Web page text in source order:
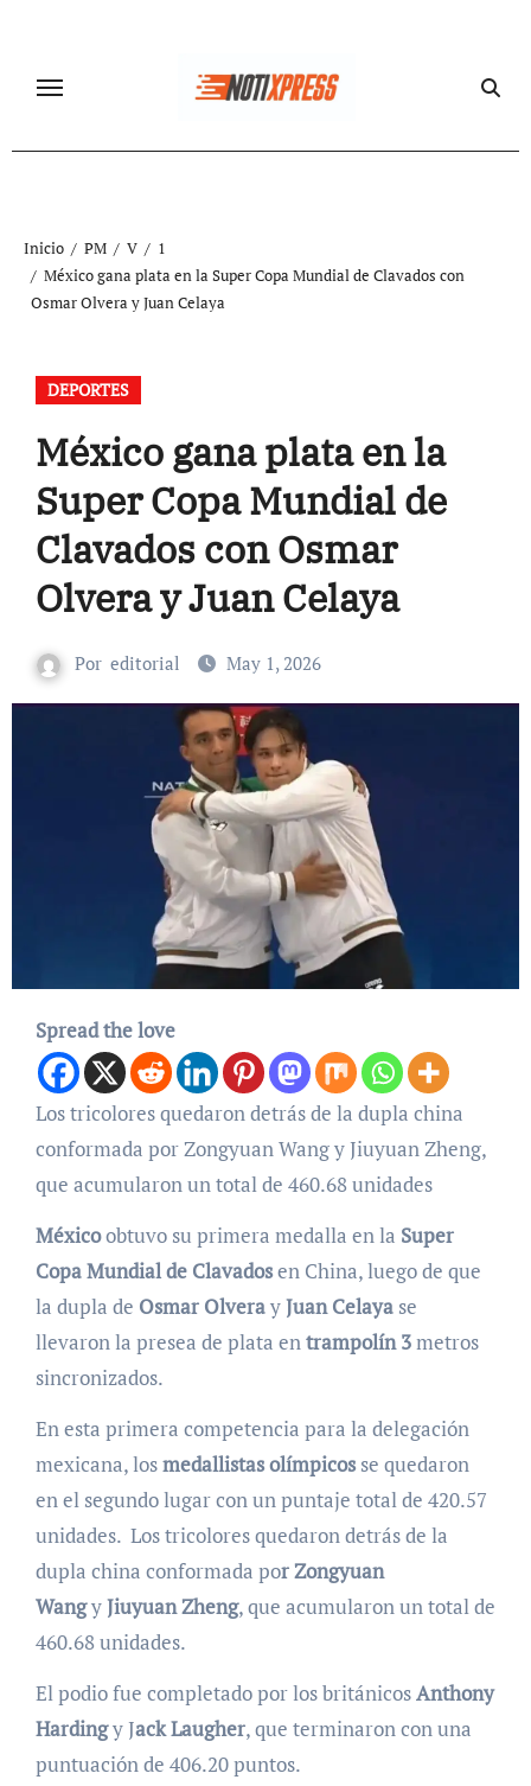
contenido
Inicio PM V
1
México gana plata en la Super Copa Mundial de Clavados con
Osmar Olvera y Juan Celaya
DEPORTES
México gana plata en la
Super Copa Mundial de
Clavados con Osmar
Olvera y Juan Celaya
Por editorial May 1, 2026
Spread the love
Los tricolores quedaron detrás de la dupla china
conformada por Zongyuan Wang y Jiuyuan Zheng,
que acumularon un total de 460.68 unidades
Méxicoobtuvo su primera medalla en la Super
Copa Mundial de Clavadosen China, luego de que
la dupla de Osmar OlverayJuan Celayase
llevaron la presea de plata entrampolín 3metros
sincronizados.
En esta primera competencia para la delegación
mexicana, losmedallistas olímpicosse quedaron
en el segundo lugar con un puntaje total de 420.57
unidades. Los tricolores quedaron detrás de la
dupla china conformada por Zongyuan
WangyJiuyuan Zheng, que acumularon un total de
460.68 unidades.
El podio fue completado por los británicosAnthony
Hardingy Jack Laugher, que terminaron con una
puntuación de 406.20 puntos.